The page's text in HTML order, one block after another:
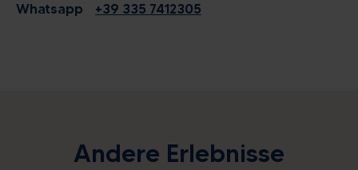
Whatsapp
+39 335 7412305
Andere Erlebnisse